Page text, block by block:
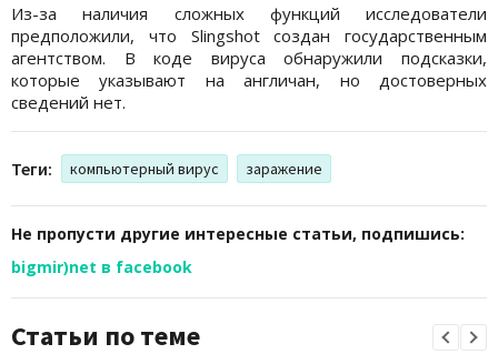
Из-за наличия сложных функций исследователи
предположили, что Slingshot создан государственным
агентством. В коде вируса обнаружили подсказки,
которые указывают на англичан, но достоверных
сведений нет.
Теги: компьютерный вирус заражение
Не пропусти другие интересные статьи, подпишись:
bigmir)net в facebook
Статьи по теме